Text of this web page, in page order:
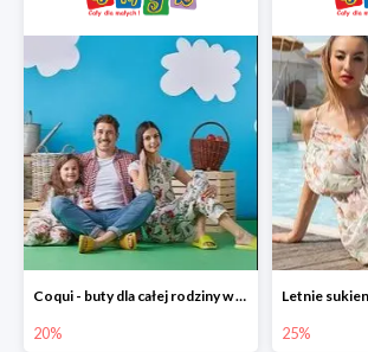
Coqui - buty dla całej rodziny w Smyku do -20%
20% 25%